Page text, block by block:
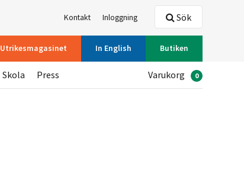
Kontakt Inloggning
Utrikesmagasinet In English Butiken
Sök
Skola Press Varukorg 0